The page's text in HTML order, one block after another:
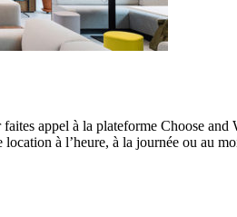
appel à la plateforme Choose
à l’heure, à la journée ou au